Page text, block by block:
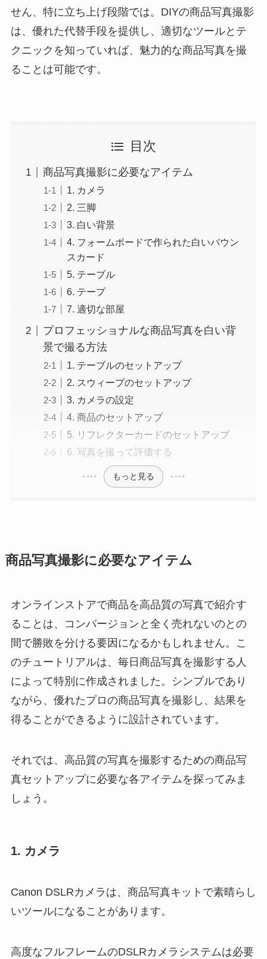
せん、特に立ち上げ段階では。DIYの商品写真撮影
は、優れた代替手段を提供し、適切なツールとテ
クニックを知っていれば、魅力的な商品写真を撮
ることは可能です。
目次
商品写真撮影に必要なアイテム
1. カメラ
2. 三脚
3. 白い背景
4. フォームボードで作られた白いバウン
スカード
5. テーブル
6. テープ
7. 適切な部屋
プロフェッショナルな商品写真を白い背
景で撮る方法
1. テーブルのセットアップ
2. スウィープのセットアップ
3. カメラの設定
4. 商品のセットアップ
5. リフレクターカードのセットアップ
6. 写真を撮って評価する
もっと見る
商品写真撮影に必要なアイテム
オンラインストアで商品を高品質の写真で紹介す
ることは、コンバージョンと全く売れないのとの
間で勝敗を分ける要因になるかもしれません。こ
のチュートリアルは、毎日商品写真を撮影する人
によって特別に作成されました。シンプルであり
ながら、優れたプロの商品写真を撮影し、結果を
得ることができるように設計されています。
それでは、高品質の写真を撮影するための商品写
真セットアップに必要な各アイテムを探ってみま
しょう。
1. カメラ
Canon DSLRカメラは、商品写真キットで素晴らし
いツールになることがあります。
高度なフルフレームのDSLRカメラシステムは必要